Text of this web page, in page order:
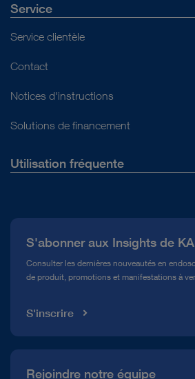
Service
Service clientèle
Contact
Notices d'instructions
Solutions de financement
Utilisation fréquente
Service télé-assistance Conformité
Médiathèque
S'abonner aux Insights de
Consulter les dernières nouveautés en
de produit, promotions et manifestations à
S'inscrire
Rejoindre notre équipe